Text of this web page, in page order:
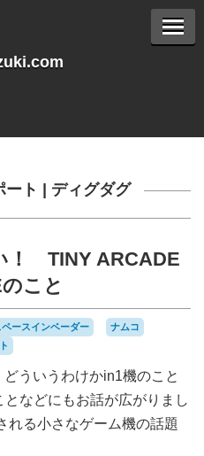
ート ディグダグ
！ TINY ARCADE
こと
ペースインベーダー
ナムコ
ういうわけかin1機のこと
などにもお話が広がりまし
れる小さなゲーム機の話題